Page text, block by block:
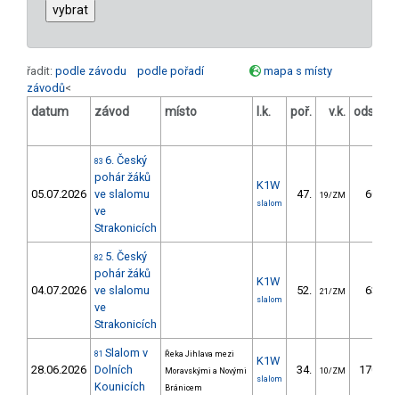
řadit: podle závodu podle pořadí
mapa s místy
závodů<
datum závod místo l.k. poř. v.k. odstup
05.07.2026
83 6. Český
pohár žáků
ve slalomu
ve
Strakonicích
K1W
slalom
47. 19/ZM 60.26
04.07.2026
82 5. Český
pohár žáků
ve slalomu
ve
Strakonicích
K1W
slalom
52. 21/ZM 63.03
28.06.2026
81 Slalom v
Dolních
Kounicích
Řeka Jihlava mezi
Moravskými a Novými
Bránicem
K1W
slalom
34. 10/ZM 170.40